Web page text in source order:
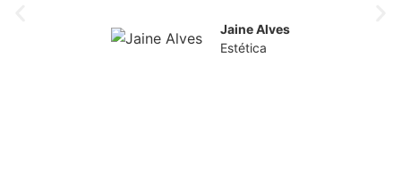
Jaine Alves
Estética